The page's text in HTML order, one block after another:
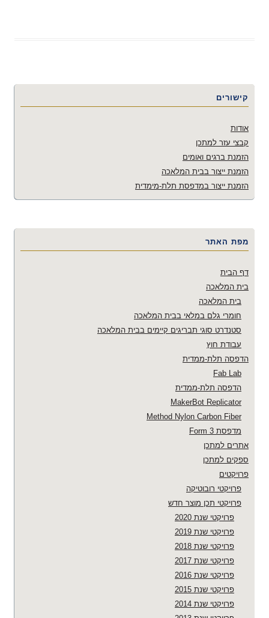
קישורים
אודות
קבצי עזר למתכן
הזמנת ברגים ואומים
הזמנת ייצור בבית המלאכה
הזמנת ייצור במדפסת תלת-מימדית
מפת האתר
דף הבית
בית המלאכה
בית המלאכה
חומרי גלם במלאי בבית המלאכה
סטנדרט סוגי תבריגים קיימים בבית המלאכה
עבודת חוץ
הדפסה תלת-ממדית
Fab Lab
הדפסה תלת-ממדית
MakerBot Replicator
Method Nylon Carbon Fiber
מדפסת Form 3
אתרים למתכן
ספקים למתכן
פרויקטים
פרויקטי רובוטיקה
פרויקטי תכן מוצר חדש
פרויקטי שנת 2020
פרויקטי שנת 2019
פרויקטי שנת 2018
פרויקטי שנת 2017
פרויקטי שנת 2016
פרויקטי שנת 2015
פרויקטי שנת 2014